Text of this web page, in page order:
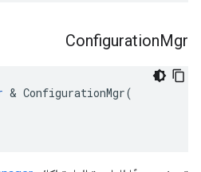
ConfigurationMgr
& ConfigurationMgr(